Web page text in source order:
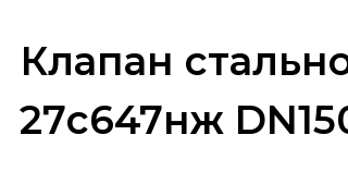
Клапан
27с647нж